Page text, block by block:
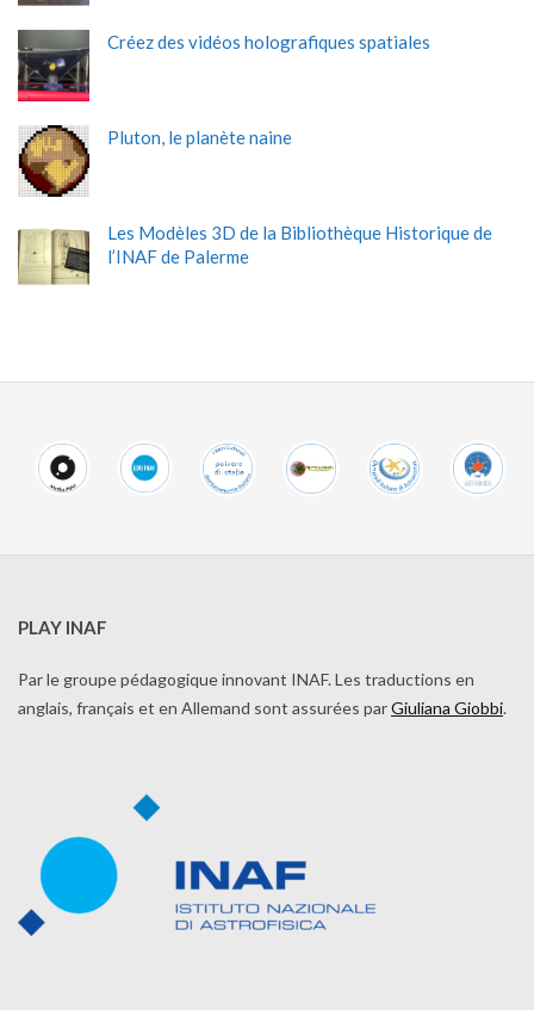
Créez des vidéos holografiques spatiales
Pluton, le planète naine
Les Modèles 3D de la Bibliothèque Historique de
l’INAF de Palerme
PLAY INAF
Par le groupe pédagogique innovant INAF. Les traductions en
anglais, français et en Allemand sont assurées parGiuliana Giobbi.